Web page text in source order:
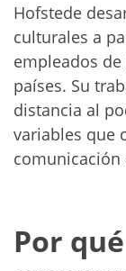
Hofstede
culturales a
empleados
países. Su
distancia al
variables que
comunicación
Por